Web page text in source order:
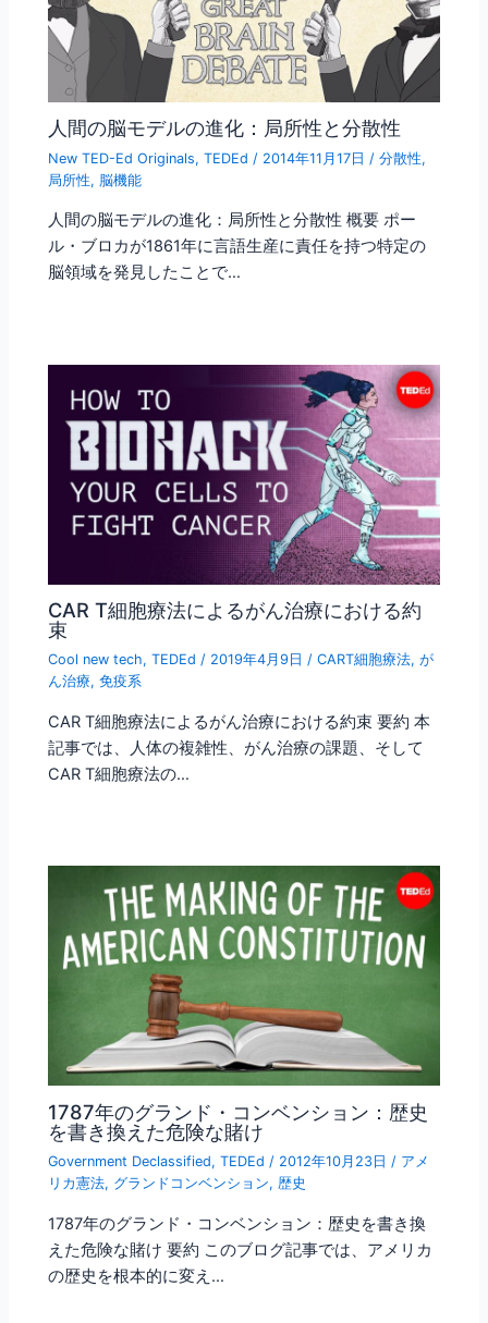
人間の脳モデルの進化：局所性と分散性
New TED-Ed Originals,TEDEd / 2014年11月17日 /分散性,
局所性, 脳機能
人間の脳モデルの進化：局所性と分散性 概要 ポー
ル・ブロカが1861年に言語生産に責任を持つ特定の
脳領域を発見したことで…
CAR T細胞療法によるがん治療における約
束
Cool new tech,TEDEd / 2019年4月9日/CART細胞療法,が
ん治療,免疫系
CAR T細胞療法によるがん治療における約束 要約 本
記事では、人体の複雑性、がん治療の課題、そして
CAR T細胞療法の…
1787年のグランド・コンベンション：歴史
を書き換えた危険な賭け
Government Declassified,TEDEd / 2012年10月23日/ アメ
リカ憲法, グランドコンベンション,歴史
1787年のグランド・コンベンション：歴史を書き換
えた危険な賭け 要約 このブログ記事では、アメリカ
の歴史を根本的に変え…